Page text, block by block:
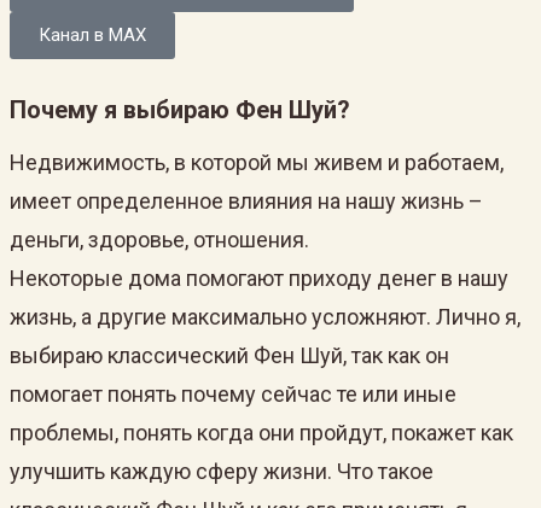
Канал в MAX
Почему я выбираю Фен Шуй?
Недвижимость, в которой мы живем и работаем,
имеет определенное влияния на нашу жизнь –
деньги, здоровье, отношения.
Некоторые дома помогают приходу денег в нашу
жизнь, а другие максимально усложняют. Лично я,
выбираю классический Фен Шуй, так как он
помогает понять почему сейчас те или иные
проблемы, понять когда они пройдут, покажет как
улучшить каждую сферу жизни. Что такое